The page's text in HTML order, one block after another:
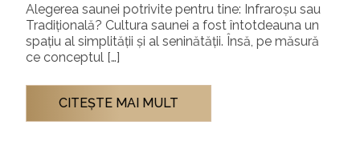
Alegerea saunei potrivite pentru tine: Infraroșu sau
Tradițională? Cultura saunei a fost întotdeauna un
spațiu al simplității și al seninătății. Însă, pe măsură
ce conceptul […]
CITEŞTE MAI MULT